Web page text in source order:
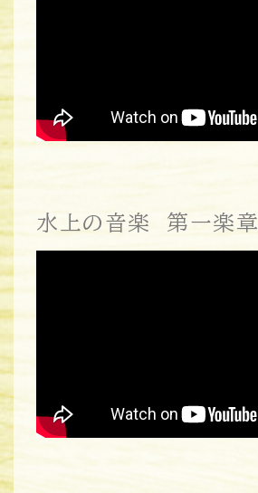
水上の音楽 第一楽章